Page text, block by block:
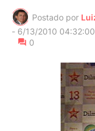
Postado por
- 6/13/2010
0